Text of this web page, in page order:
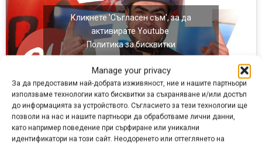
Manage your privacy
За да предоставим най-добрата изживяност, ние и нашите партньори
използваме технологии като бисквитки за съхраняване и/или достъп
до информацията за устройството. Съгласието за тези технологии ще
позволи на нас и нашите партньори да обработваме лични данни,
като например поведение при сърфиране или уникални
идентификатори на този сайт. Неодоренето или оттеглянето на
Кликнете 'Съгласен съм', за да
активирате Youtube
Политика за бисквитки
Реклама